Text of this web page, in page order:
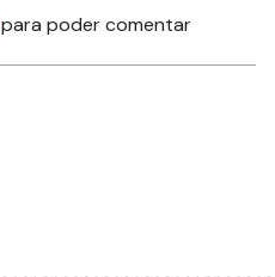
para poder comentar